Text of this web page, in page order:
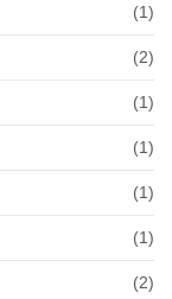
(1)
(2)
(1)
(1)
(1)
(1)
(2)